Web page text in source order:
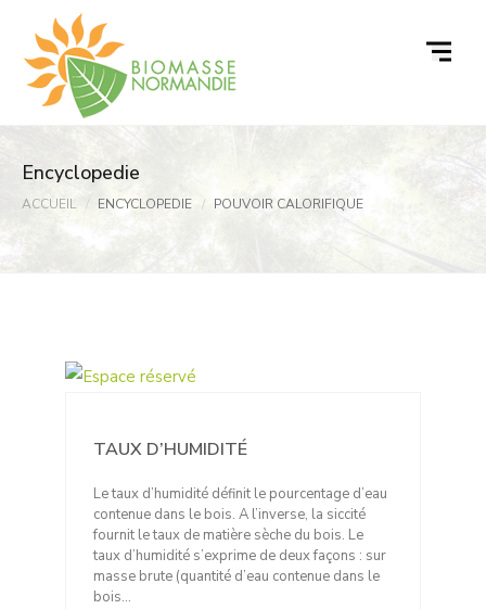
contenu
Encyclopedie
ACCUEIL ENCYCLOPEDIE POUVOIR CALORIFIQUE
TAUX D’HUMIDITÉ
Le taux d’humidité définit le pourcentage d’eau
contenue dans le bois. A l’inverse, la siccité
fournit le taux de matière sèche du bois. Le
taux d’humidité s’exprime de deux façons : sur
masse brute (quantité d’eau contenue dans le
bois…